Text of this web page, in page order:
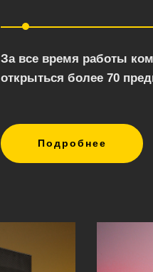
За все время работы
открыться более 70
Подробнее